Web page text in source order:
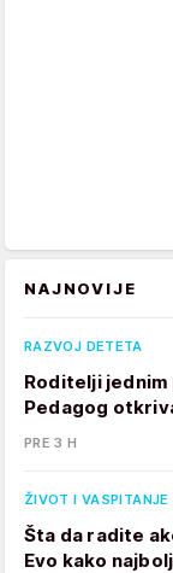
NAJNOVIJE
RAZVOJ DETETA
Roditelji
Pedagog
PRE 3 H
ŽIVOT I VASPITANJE
Šta da radite
Evo kako